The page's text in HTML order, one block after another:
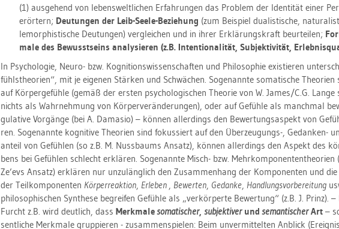
(1) aus­ge­hend von le­bens­welt­li­chen Er­fah­run­gen das Pro­blem der Iden­ti­tät einer
er­ör­tern; Deu­tun­gen der Leib-Seele-Be­zie­hung (zum Bei­spiel dua­lis­ti­sche,
lem­or­phis­ti­sche Deu­tun­gen) ver­glei­chen und in ihrer Er­klä­rungs­kraft be­ur­tei­len;
ma­le des Be­wusst­seins ana­ly­sie­ren (z.B. In­ten­tio­na­li­tät, Sub­jek­ti­vi­tät,
In Psy­cho­lo­gie, Neuro- bzw. Ko­gni­ti­ons­wis­sen­schaf­ten und Phi­lo­so­phie exis­tie­ren
fühls­theo­ri­en“, mit je ei­ge­nen Stär­ken und Schwä­chen. So­ge­nann­te so­ma­ti­sche
auf Kör­per­ge­füh­le (gemäß der ers­ten psy­cho­lo­gi­schen Theo­rie von W. James/C.G. Lange
nichts als Wahr­neh­mung von Kör­per­ver­än­de­run­gen), oder auf Ge­füh­le als manch­mal
gu­la­ti­ve Vor­gän­ge (bei A. Da­ma­sio) – kön­nen al­ler­dings den Be­wer­tungs­as­pekt von
ren. So­ge­nann­te ko­gni­ti­ve Theo­ri­en sind fo­kus­siert auf den Über­zeu­gungs-, Ge­dan­ken-
an­teil von Ge­füh­len (so z.B. M. Nuss­baums An­satz), kön­nen al­ler­dings den As­pekt des
bens bei Ge­füh­len schlecht er­klä­ren. So­ge­nann­te Misch- bzw. Mehr­kom­po­nen­ten­theo­ri­en
Ze’evs An­satz) er­klä­ren nur un­zu­läng­lich den Zu­sam­men­hang der Kom­po­nen­ten und
der Teil­kom­po­nen­ten Kör­per­re­ak­ti­on, Er­le­ben , Be­wer­ten, Ge­dan­ke, Hand­lungs­vor­be­rei­tung
phi­lo­so­phi­schen Syn­the­se be­grei­fen Ge­füh­le als „ver­kör­per­te Be­wer­tung“ (z.B. J. Prinz).
Furcht z.B. wird deut­lich, dass Merk­ma­leso­ma­ti­scher, sub­jek­ti­verund se­man­ti­scher Art–
sent­li­che Merk­ma­le grup­pie­ren - zu­sam­men­spie­len: Beim un­ver­mit­tel­ten An­blick